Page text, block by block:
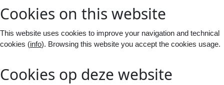
Cookies on this website
This website uses cookies to improve your navigation and technical
cookies (info). Browsing this website you accept the cookies usage.
Cookies op deze website